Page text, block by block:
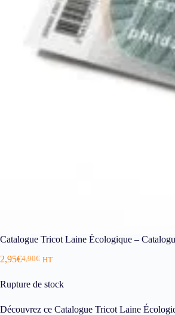
Catalogue Tricot Laine Écologique –
4,90€
2,95€ HT
Rupture de stock
Découvrez ce Catalogue Tricot Laine